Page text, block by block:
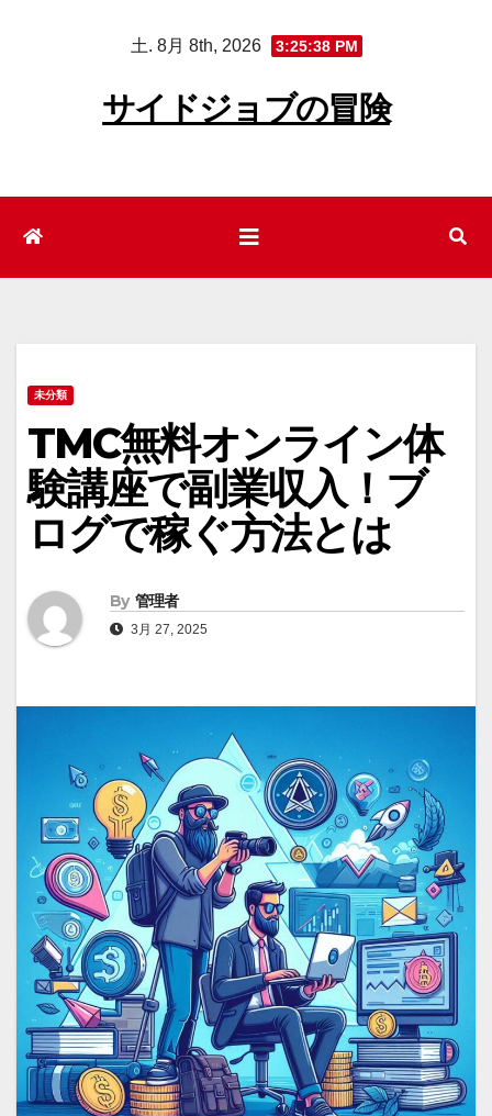
ッ
土. 8月 8th, 2026 3:25:39 PM
サイドジョブの冒険
未分類
TMC無料オンライン体
験講座で副業収入！ブ
ログで稼ぐ方法とは
By 管理者
3月 27, 2025